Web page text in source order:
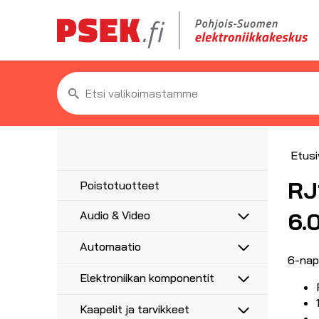
Etsi:
Poistotuotteet
Audio & Video
UHF, VHF, FM
Asennustarvikkeet
Koaksiaalikaapelit liittimillä
Adapterit
Audioadapterit
AV-Liittimet
Automaatio
Anturikaapelit ja -liittimet
Hälytysvalot ja -äänet
Elektroniikan komponentit
Kaapelit ja tarvikkeet
6-